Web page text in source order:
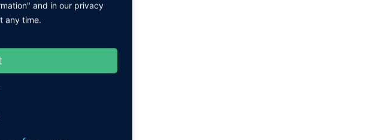
GRUPPE
and in our privacy
any time.